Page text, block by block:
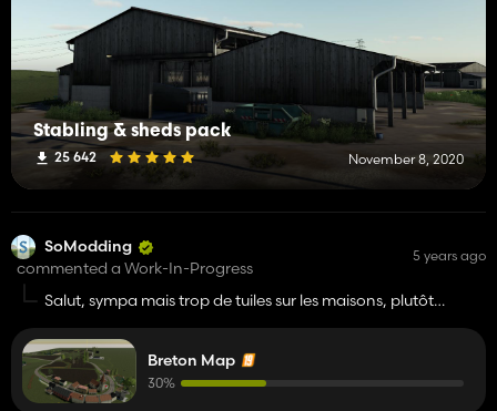
Stabling & sheds pack
25 642 November 8, 2020
SoModding
commented a Work-In-Progress
5 years ago
Salut, sympa mais trop de tuiles sur les maisons, plutôt
Breton Map
30%